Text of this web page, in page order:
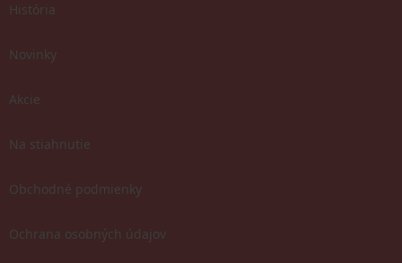
História
Novinky
Akcie
Na stiahnutie
Obchodné podmienky
Ochrana osobných údajov